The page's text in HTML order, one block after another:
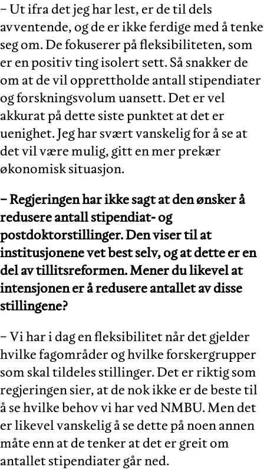
− Ut ifra det jeg har lest, er de til dels
avventende, og de er ikke ferdige med å tenke
seg om. De fokuserer på fleksibiliteten, som
er en positiv ting isolert sett. Så snakker de
om at de vil opprettholde antall stipendiater
og forskningsvolum uansett. Det er vel
akkurat på dette siste punktet at det er
uenighet. Jeg har svært vanskelig for å se at
det vil være mulig, gitt en mer prekær
økonomisk situasjon.
− Regjeringen har ikke sagt at den ønsker å
redusere antall stipendiat- og
postdoktorstillinger. Den viser til at
institusjonene vet best selv, og at dette er en
del av tillitsreformen. Mener du likevel at
intensjonen er å redusere antallet av disse
stillingene?
− Vi har i dag en fleksibilitet når det gjelder
hvilke fagområder og hvilke forskergrupper
som skal tildeles stillinger. Det er riktig som
regjeringen sier, at de nok ikke er de beste til
å se hvilke behov vi har ved NMBU. Men det
er likevel vanskelig å se dette på noen annen
måte enn at de tenker at det er greit om
antallet stipendiater går ned.